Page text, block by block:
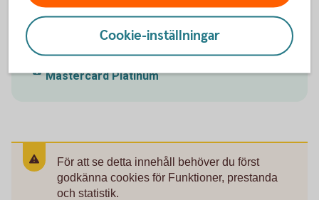
Spärrservice öppet dygnet runt och för övriga frågor
vardagar 9.00-18.00.
0771-42 00 10 – frågor eller spärr av kort,
Mastercard Platinum
För att se detta innehåll behöver du först
godkänna cookies för Funktioner, prestanda
och statistik.
Cookie-inställningar